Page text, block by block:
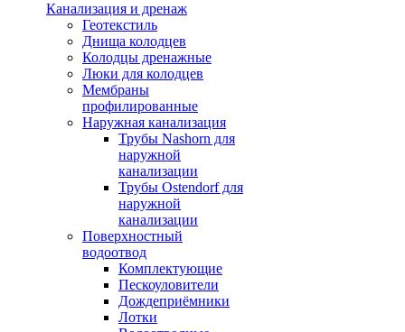
Канализация и дренаж
Геотекстиль
Днища колодцев
Колодцы дренажные
Люки для колодцев
Мембраны
профилированные
Наружная канализация
Трубы Nashorn для
наружной
канализации
Трубы Ostendorf для
наружной
канализации
Поверхностный
водоотвод
Комплектующие
Пескоуловители
Дождеприёмники
Лотки